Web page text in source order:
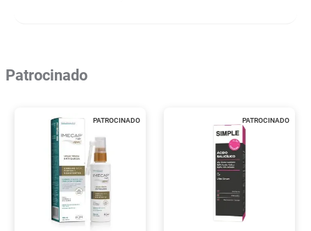
Patrocinado
PATROCINADO PATROCINADO